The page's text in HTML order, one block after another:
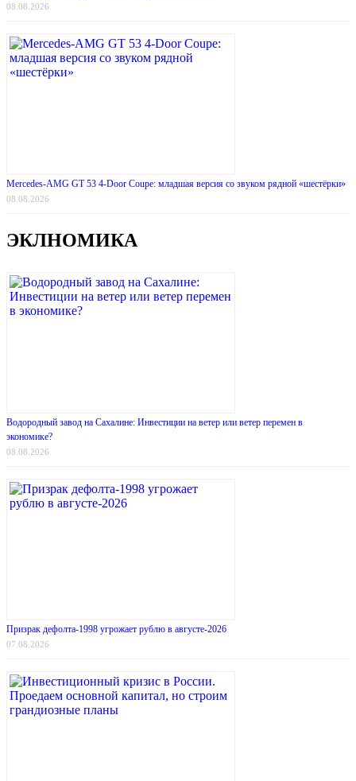
08.08.2026
Mercedes-AMG GT 53 4-Door Coupe: младшая версия со звуком рядной «шестёрки»
08.08.2026
ЭКЛНОМИКА
Водородный завод на Сахалине: Инвестиции на ветер или ветер перемен в
экономике?
08.08.2026
Призрак дефолта-1998 угрожает рублю в августе-2026
07.08.2026